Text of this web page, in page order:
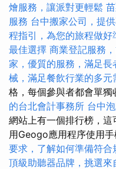
燴服務，讓派對更輕鬆
服務 台中搬家公司，提
程指引，為您的旅程做好
最佳選擇 商業登記服務
家，優質的服務，滿足長
械，滿足餐飲行業的多元
格，每個參與者都會單獨
的台北會計事務所 台中
網站上有一個排行榜，
用Geogo應用程序使用手
要求，了解如何準備符合
頂級助聽器品牌，挑選